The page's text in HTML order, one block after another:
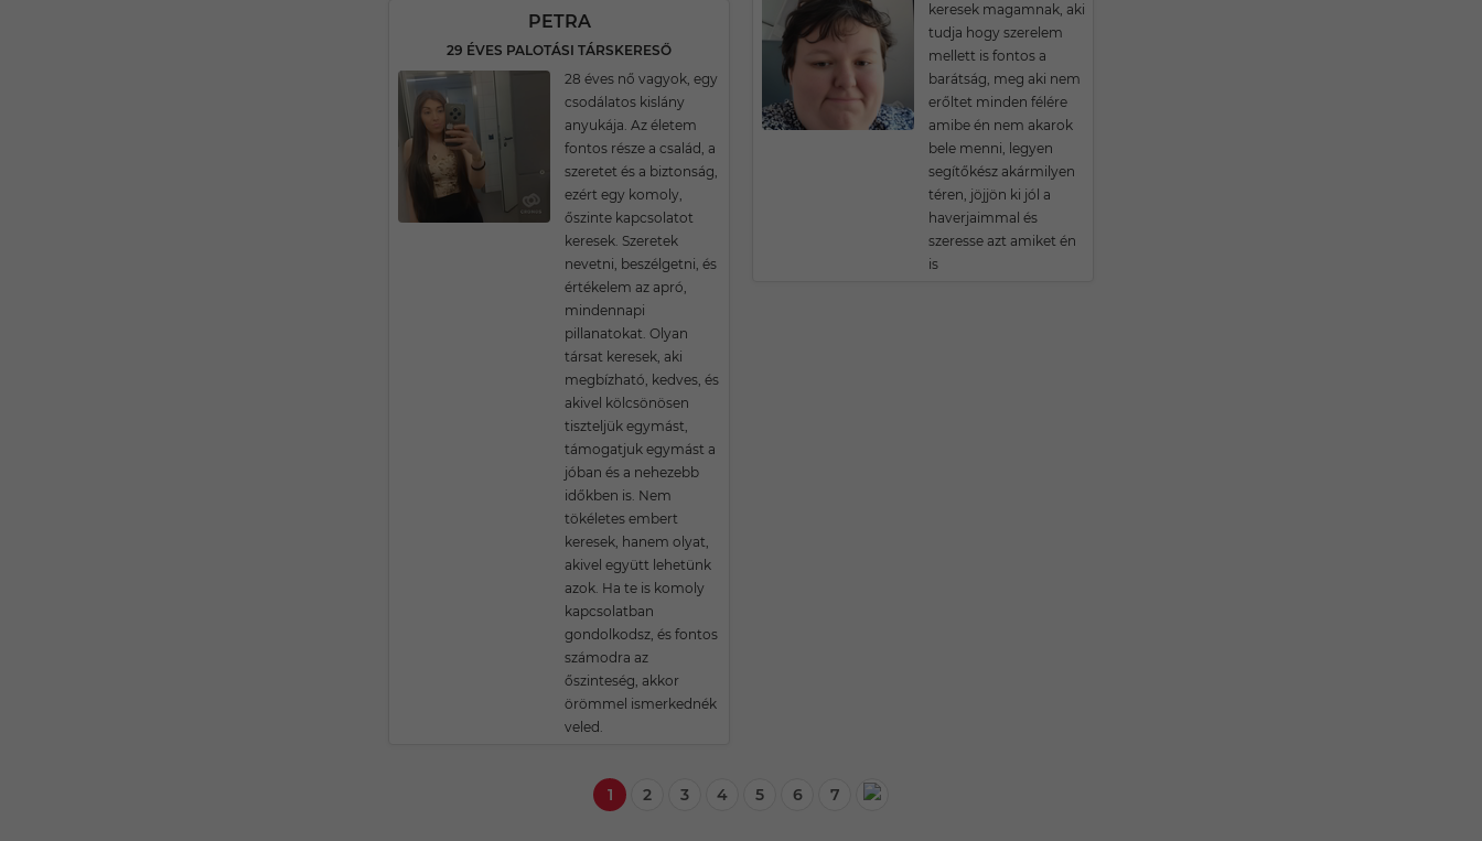
PETRA
29 ÉVES PALOTÁSI TÁRSKERESŐ
28 éves nő vagyok, egy
csodálatos kislány
anyukája. Az életem
fontos része a család, a
szeretet és a biztonság,
ezért egy komoly,
őszinte kapcsolatot
keresek. Szeretek
nevetni, beszélgetni, és
értékelem az apró,
mindennapi
pillanatokat. Olyan
társat keresek, aki
megbízható, kedves, és
akivel kölcsönösen
tiszteljük egymást,
támogatjuk egymást a
jóban és a nehezebb
időkben is. Nem
tökéletes embert
keresek, hanem olyat,
akivel együtt lehetünk
azok. Ha te is komoly
kapcsolatban
gondolkodsz, és fontos
számodra az
őszinteség, akkor
örömmel ismerkednék
veled.
keresek magamnak, aki
tudja hogy szerelem
mellett is fontos a
barátság, meg aki nem
erőltet minden félére
amibe én nem akarok
bele menni, legyen
segítőkész akármilyen
téren, jöjjön ki jól a
haverjaimmal és
szeresse azt amiket én
is
1 2 3 4 5 6 7